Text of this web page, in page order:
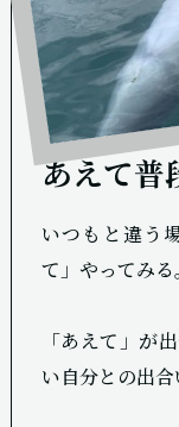
あえて普
いつもと違う
て」やってみる。
「あえて」が
い自分との出合